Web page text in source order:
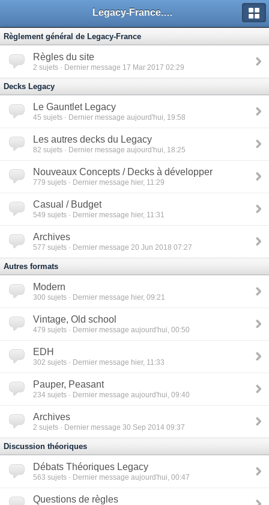
Legacy-France.org - Forum
Règlement général de Legacy-France
Règles du site
2 sujets · Dernier message 17 Mar 2017 02:29
Decks Legacy
Le Gauntlet Legacy
45 sujets · Dernier message aujourd'hui, 19:58
Les autres decks du Legacy
82 sujets · Dernier message aujourd'hui, 18:25
Nouveaux Concepts / Decks à développer
779 sujets · Dernier message hier, 11:29
Casual / Budget
549 sujets · Dernier message hier, 11:31
Archives
577 sujets · Dernier message 20 Jun 2018 07:27
Autres formats
Modern
300 sujets · Dernier message hier, 09:21
Vintage, Old school
479 sujets · Dernier message aujourd'hui, 00:50
EDH
302 sujets · Dernier message hier, 11:33
Pauper, Peasant
234 sujets · Dernier message aujourd'hui, 09:40
Archives
2 sujets · Dernier message 30 Sep 2014 09:37
Discussion théoriques
Débats Théoriques Legacy
563 sujets · Dernier message aujourd'hui, 00:47
Questions de règles